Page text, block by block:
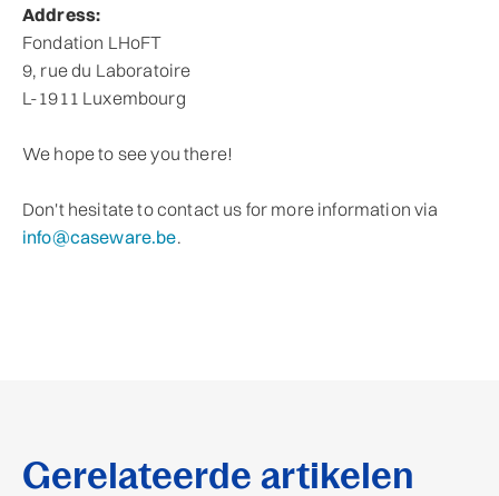
Address:
Fondation LHoFT
9, rue du Laboratoire
L-1911 Luxembourg
We hope to see you there!
Don't hesitate to contact us for more information via
info@caseware.be.
Gerelateerde artikelen